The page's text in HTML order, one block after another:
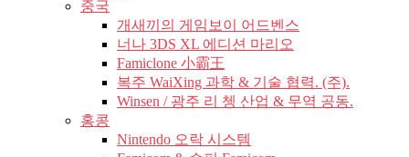
중국
개새끼의 게임보이 어드벤스
너나 3DS XL 에디션 마리오
Famiclone 小霸王
복주 WaiXing 과학 & 기술 협력. (주).
Winsen / 광주 리 쳉 산업 & 무역 공동.
홍콩
Nintendo 오락 시스템